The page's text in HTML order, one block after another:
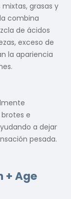
grasas y
combina
de ácidos
exceso de
la apariencia
e
a dejar
pesada.
+ Age